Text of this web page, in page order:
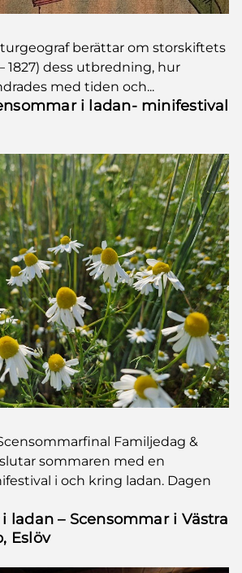
berättar om storskiftets
1827) dess utbredning, hur
med tiden och...
i ladan- minifestival
Familjedag &
sommaren med en
i och kring ladan. Dagen
i ladan – Scensommar i Västra
Eslöv